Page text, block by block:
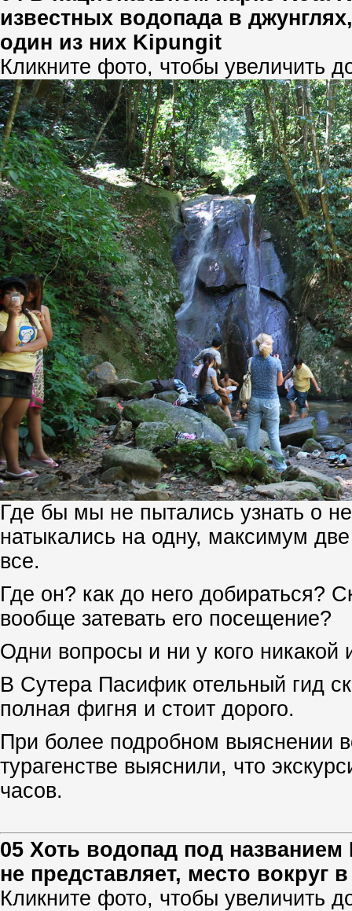
известных водопада в
один из них Kipungit
Кликните фото, чтобы увеличить
Где бы мы не пытались узнать о
натыкались на одну, максимум
все.
Где он? как до него добираться?
вообще затевать его посещение?
Одни вопросы и ни у кого
В Сутера Пасифик отельный гид
полная фигня и стоит дорого.
При более подробном выяснении
турагенстве выяснили, что
часов.
05 Хоть водопад под
не представляет, место вокруг
Кликните фото, чтобы увеличить